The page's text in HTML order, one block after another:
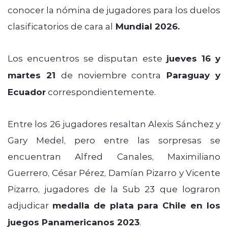
conocer la nómina de jugadores para los duelos
clasificatorios de cara al Mundial 2026.
Los encuentros se disputan este jueves 16 y
martes 21 de noviembre contra
Paraguay y
Ecuadorcorrespondientemente.
Entre los 26 jugadores resaltan Alexis Sánchez y
Gary Medel, pero entre las sorpresas se
encuentran Alfred Canales, Maximiliano
Guerrero, César Pérez, Damían Pizarro y Vicente
Pizarro, jugadores de la Sub 23 que lograron
adjudicar medalla de plata para Chile en los
juegos Panamericanos 2023.